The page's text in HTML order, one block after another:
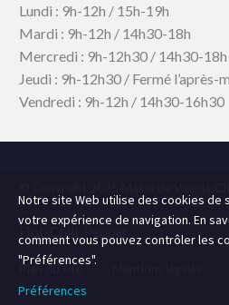
Lundi : 9h-12h / 15h-19h
Mardi : 9h-12h / 14h30-18h
Mercredi : 9h-12h30 / 14h30-18h
Jeudi : 9h-12h30 / Fermé l’après-
Vendredi : 9h-12h / 14h30-16h30
109.C
Hot-Chili_Pepper
Plan du site
Notre site Web utilise des cookies
votre expérience de navigation. En
comment vous pouvez contrôler les
"Préférences".
Préférences